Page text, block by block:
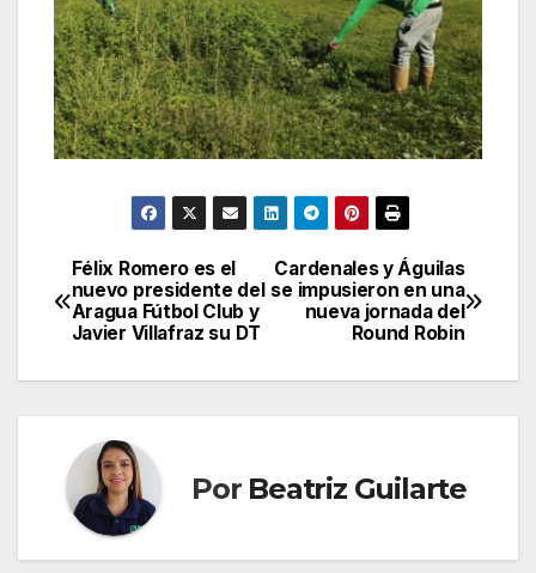
Navegación
de
entradas
Cardenales y Águilas
se impusieron en una
nueva jornada del
Round Robin
Félix Romero es el
nuevo presidente del
Aragua Fútbol Club y
Javier Villafraz su DT
Por Beatriz Guilarte